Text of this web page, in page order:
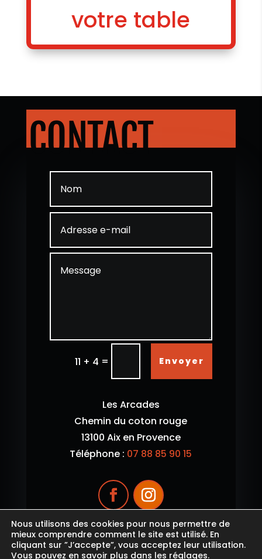
votre table
CONTACT
11 + 4 = Envoyer
Les Arcades
Chemin du coton rouge
13100 Aix en Provence
Téléphone : 07 88 85 90 15
Nous utilisons des cookies pour nous permettre de
mieux comprendre comment le site est utilisé. En
cliquant sur ”J’accepte”, vous acceptez leur utilisation.
Vous pouvez en savoir plus dans les réglages.